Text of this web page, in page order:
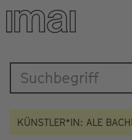
Direkt
zum
Inhalt
Katalog
KÜNSTLER*IN: ALE